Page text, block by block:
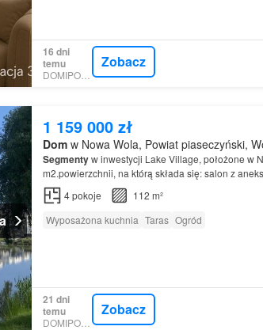
16 dni
temu
DOMIPORTA
Zobacz
1 159 000 zł
Domw Nowa Wola, Powiat piaseczyński,
Segmentyw inwestycji Lake Village, położone w
m2.powierzchnii, na którą składa się: salon z
montażu paneli fotowoltaicznych.Segmenty dzielą
4pokoje
112 m²
Wyposażona kuchnia Taras Ogród
21 dni
temu
DOMIPORTA
Zobacz